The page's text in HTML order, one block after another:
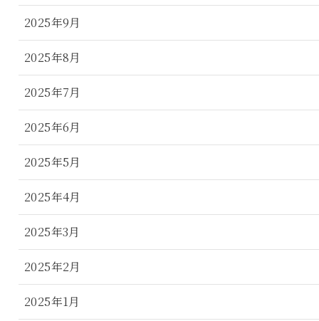
2025年9月
2025年8月
2025年7月
2025年6月
2025年5月
2025年4月
2025年3月
2025年2月
2025年1月